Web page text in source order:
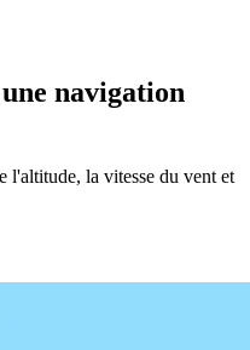
navigation
l'altitude, la vitesse du vent et